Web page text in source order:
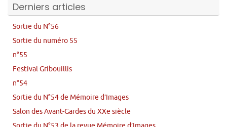
Derniers articles
Sortie du N°56
Sortie du numéro 55
n°55
Festival Gribouillis
n°54
Sortie du N°54 de Mémoire d’Images
Salon des Avant-Gardes du XXe siècle